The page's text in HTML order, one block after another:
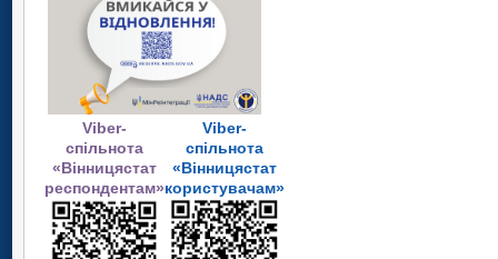
Viber-
спільнота
«Вінницястат
респондентам»
Viber-
спільнота
«Вінницястат
користувачам»